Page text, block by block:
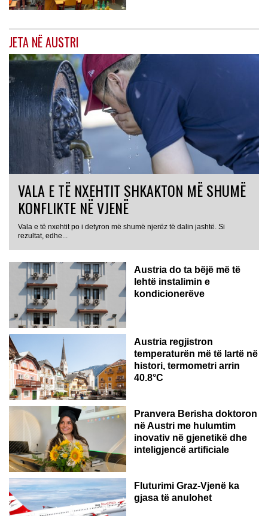
JETA NË AUSTRI
VALA E TË NXEHTIT SHKAKTON MË SHUMË
KONFLIKTE NË VJENË
Vala e të nxehtit po i detyron më shumë njerëz të dalin jashtë. Si
rezultat, edhe...
Austria do ta bëjë më të
lehtë instalimin e
kondicionerëve
Austria regjistron
temperaturën më të lartë në
histori, termometri arrin
40.8°C
AUSTRI
Pranvera Berisha doktoron
në Austri me hulumtim
inovativ në gjenetikë dhe
inteligjencë artificiale
Fluturimi Graz-Vjenë ka
gjasa të anulohet